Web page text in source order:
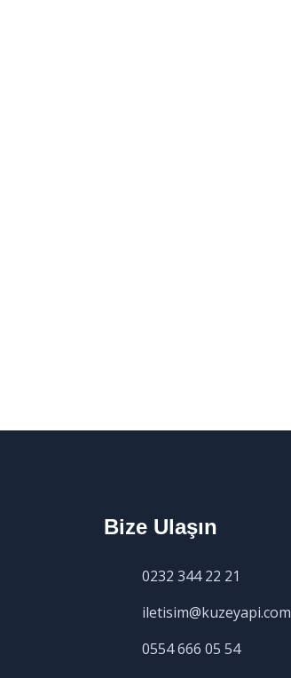
Bize Ulaşın
0232 344 22 21
iletisim@kuzeyapi.com
0554 666 05 54